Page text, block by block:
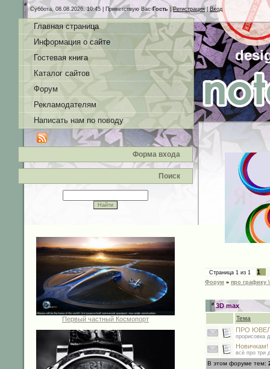
Суббота, 08.08.2026, 10:45 | Приветствую Вас Гость Регистрация| Вход
Главная страница
Информация о сайте
Гостевая книга
Каталог сайтов
Форум
Рекламодателям
Написать нам по поводу
Форма входа
Поиск
Первый частный Космопорт
Страница 1 из 1 1
Форум » про графику
3D max
Тема
ПРО
прорисовка
всё про три
В этом форуме тем: